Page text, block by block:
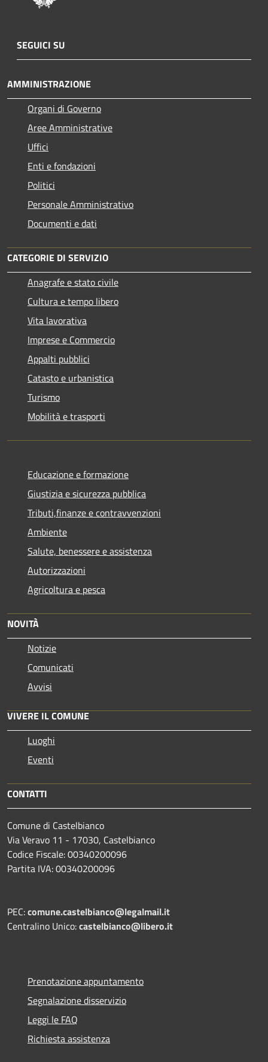
SEGUICI SU
AMMINISTRAZIONE
Organi di Governo
Aree Amministrative
Uffici
Enti e fondazioni
Politici
Personale Amministrativo
Documenti e dati
CATEGORIE DI SERVIZIO
Anagrafe e stato civile
Cultura e tempo libero
Vita lavorativa
Imprese e Commercio
Appalti pubblici
Catasto e urbanistica
Turismo
Mobilità e trasporti
Educazione e formazione
Giustizia e sicurezza pubblica
Tributi,finanze e contravvenzioni
Ambiente
Salute, benessere e assistenza
Autorizzazioni
Agricoltura e pesca
NOVITÀ
Notizie
Comunicati
Avvisi
VIVERE IL COMUNE
Luoghi
Eventi
CONTATTI
Comune di Castelbianco
Via Veravo 11 - 17030, Castelbianco
Codice Fiscale: 00340200096
Partita IVA: 00340200096
PEC:comune.castelbianco@legalmail.it
Centralino Unico:castelbianco@libero.it
Prenotazione appuntamento
Segnalazione disservizio
Leggi le FAQ
Richiesta assistenza